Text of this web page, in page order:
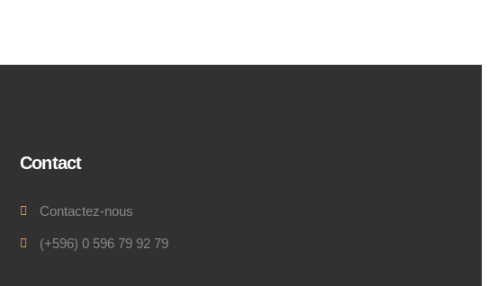
Contact
Contactez-nous
(+596) 0 596 79 92 79